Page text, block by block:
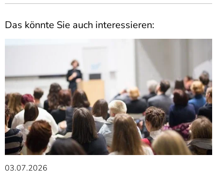
Das könnte Sie auch interessieren:
03.07.2026